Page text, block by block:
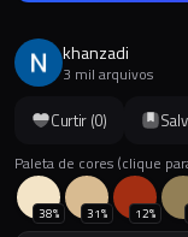
Curtir (0)
Paleta de cores (clique
38% 31% 12%
khanzadi
3 mil arquivos